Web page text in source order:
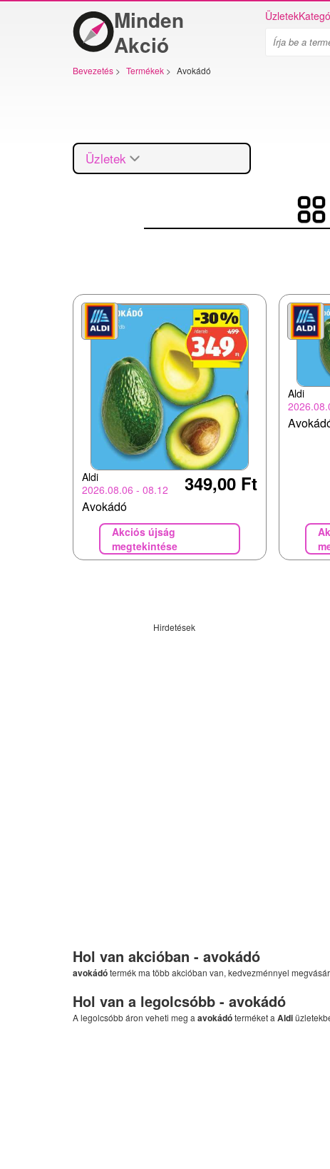
Minden
Akció
Üzletek
Bevezetés > Termékek > Avokádó
Üzletek
Aldi
2026.08.06 - 08.12
349,00 Ft
Avokádó
Akciós újság
megtekintése
Aldi
Hirdetések
Hol van akcióban - avokádó
avokádótermék ma több akcióban van, kedvezménnyel
Hol van a legolcsóbb - avokádó
A legolcsóbb áron veheti meg a avokádóterméket a Aldi